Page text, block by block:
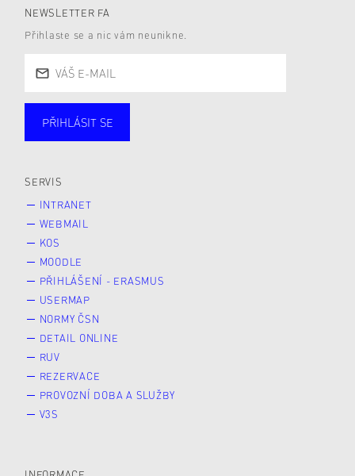
NEWSLETTER FA
Přihlaste se a nic vám neunikne.
PŘIHLÁSIT SE
SERVIS
INTRANET
WEBMAIL
KOS
MOODLE
PŘIHLÁŠENÍ - ERASMUS
USERMAP
NORMY ČSN
DETAIL ONLINE
RUV
REZERVACE
PROVOZNÍ DOBA A SLUŽBY
V3S